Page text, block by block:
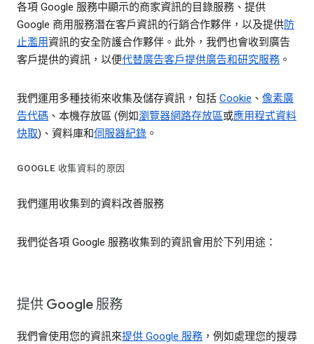
各項 Google 服務中顯示的商家資訊的目錄服務、提供
Google 商用服務潛在客戶資訊的行銷合作夥伴，以及提供防
止濫用資訊的安全防護合作夥伴。此外，我們也會收到廣告
客戶提供的資訊，以便代替廣告客戶提供廣告和研究服務 。
我們運用多種技術來收集及儲存資訊，包括 Cookie 、 像素廣
告代碼 、本機存放區 (例如瀏覽器網路存放區或應用程式資料
快取)、資料庫和伺服器紀錄 。
GOOGLE 收集資料的原因
我們運用收集到的資料改善服務
我們從各項 Google 服務收集到的資訊會用於下列用途：
提供 Google 服務
我們會使用您的資訊來提供 Google 服務 ，例如處理您的搜尋